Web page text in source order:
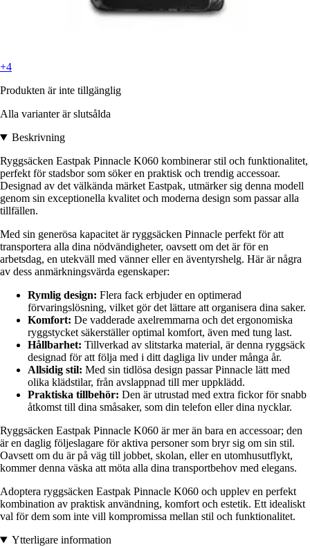
+4
Produkten är inte tillgänglig
Alla varianter är slutsålda
Beskrivning
Ryggsäcken Eastpak Pinnacle K060 kombinerar stil och funktionalitet,
perfekt för stadsbor som söker en praktisk och trendig accessoar.
Designad av det välkända märket Eastpak, utmärker sig denna modell
genom sin exceptionella kvalitet och moderna design som passar alla
tillfällen.
Med sin generösa kapacitet är ryggsäcken Pinnacle perfekt för att
transportera alla dina nödvändigheter, oavsett om det är för en
arbetsdag, en utekväll med vänner eller en äventyrshelg. Här är några
av dess anmärkningsvärda egenskaper:
Rymlig design: Flera fack erbjuder en optimerad
förvaringslösning, vilket gör det lättare att organisera dina saker.
Komfort: De vadderade axelremmarna och det ergonomiska
ryggstycket säkerställer optimal komfort, även med tung last.
Hållbarhet: Tillverkad av slitstarka material, är denna ryggsäck
designad för att följa med i ditt dagliga liv under många år.
Allsidig stil: Med sin tidlösa design passar Pinnacle lätt med
olika klädstilar, från avslappnad till mer uppklädd.
Praktiska tillbehör: Den är utrustad med extra fickor för snabb
åtkomst till dina småsaker, som din telefon eller dina nycklar.
Ryggsäcken Eastpak Pinnacle K060 är mer än bara en accessoar; den
är en daglig följeslagare för aktiva personer som bryr sig om sin stil.
Oavsett om du är på väg till jobbet, skolan, eller en utomhusutflykt,
kommer denna väska att möta alla dina transportbehov med elegans.
Adoptera ryggsäcken Eastpak Pinnacle K060 och upplev en perfekt
kombination av praktisk användning, komfort och estetik. Ett idealiskt
val för dem som inte vill kompromissa mellan stil och funktionalitet.
Ytterligare information